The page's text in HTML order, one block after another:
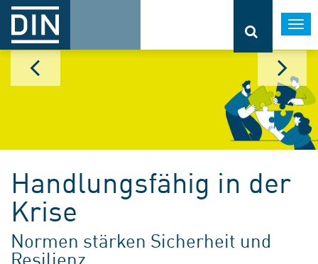
Handlungsfähig in der
Krise
Normen stärken Sicherheit und
Resilienz